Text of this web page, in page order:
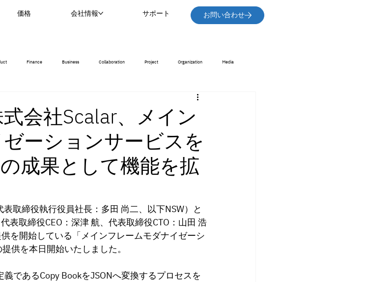
価格 会社情報 サポート お問い合わせ
Finance Business Collaboration Project Organization Media
会社Scalar、メイン
ーションサービスを
成果として機能を拡
取締役執行役員社長：多田 尚二、以下NSW）と
表取締役CEO：深津 航、代表取締役CTO：山田 浩
を開始している「メインフレームモダナイゼーシ
供を本日開始いたしました。
であるCopy BookをJSONへ変換するプロセスを